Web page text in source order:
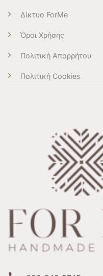
Δίκτυο ForMe
Όροι Χρήσης
Πολιτική Απορρήτου
Πολιτική Cookies